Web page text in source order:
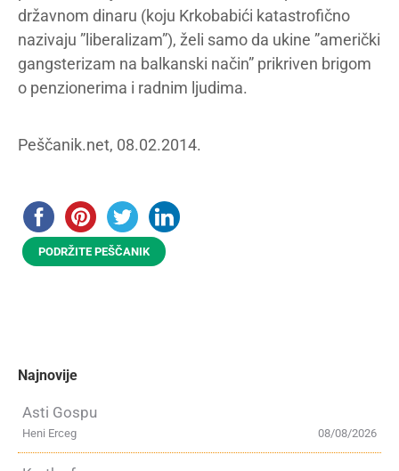
državnom dinaru (koju Krkobabići katastrofično
nazivaju ”liberalizam”), želi samo da ukine ”američki
gangsterizam na balkanski način” prikriven brigom
o penzionerima i radnim ljudima.
Peščanik.net, 08.02.2014.
PODRŽITE PEŠČANIK
Najnovije
Asti Gospu
08/08/2026
Heni Erceg